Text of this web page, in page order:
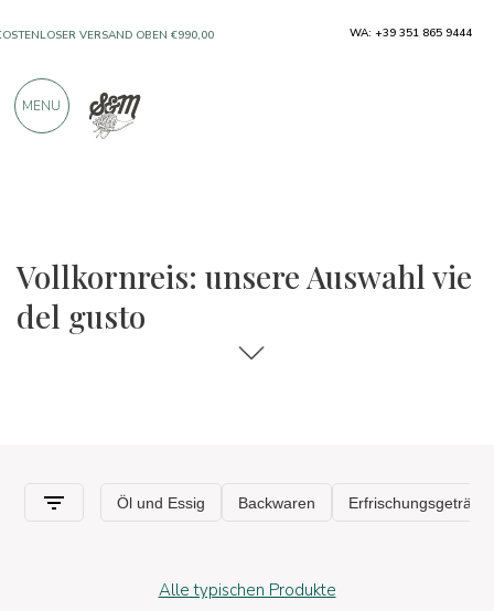
Vollkornreis: unsere Auswahl vie
del gusto
Alle typischen Produkte
VERSAND OBEN €990,00
PRODUKTE VON AUSGEZEICHNETEN
WA: +39 351 865 9444
MENU